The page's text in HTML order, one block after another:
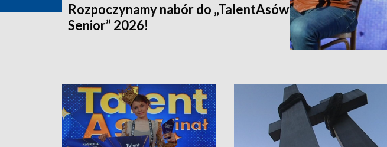
Rozpoczynamy nabór do „TalentAsów
Senior” 2026!